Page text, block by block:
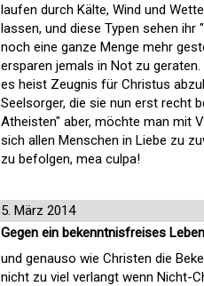
laufen durch Kälte, Wind und
lassen, und diese Typen sehen
noch eine ganze Menge mehr
ersparen jemals in Not zu
es heist Zeugnis für Christus
Seelsorger, die sie nun erst recht
Atheisten" aber, möchte man mit
sich allen Menschen in Liebe zu
zu befolgen, mea culpa!
5. März 2014
Gegen ein bekenntnisfreises
und genauso wie Christen die
nicht zu viel verlangt wenn Nicht-